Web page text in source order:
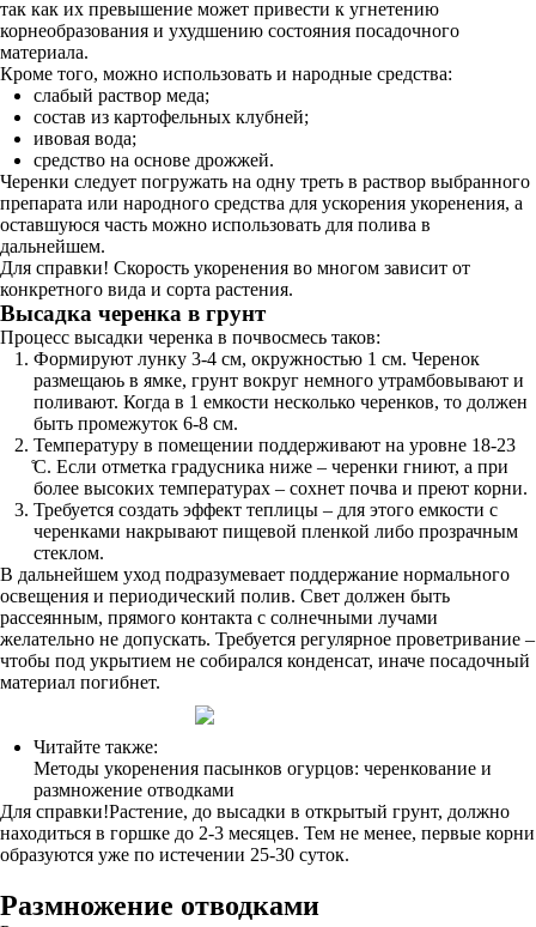
так как их превышение может привести к угнетению
корнеобразования и ухудшению состояния посадочного
материала.
Кроме того, можно использовать и народные средства:
слабый раствор меда;
состав из картофельных клубней;
ивовая вода;
средство на основе дрожжей.
Черенки следует погружать на одну треть в раствор выбранного
препарата или народного средства для ускорения укоренения, а
оставшуюся часть можно использовать для полива в
дальнейшем.
Для справки! Скорость укоренения во многом зависит от
конкретного вида и сорта растения.
Высадка черенка в грунт
Процесс высадки черенка в почвосмесь таков:
Формируют лунку 3-4 см, окружностью 1 см. Черенок
размещаюь в ямке, грунт вокруг немного утрамбовывают и
поливают. Когда в 1 емкости несколько черенков, то должен
быть промежуток 6-8 см.
Температуру в помещении поддерживают на уровне 18-23
̊С. Если отметка градусника ниже – черенки гниют, а при
более высоких температурах – сохнет почва и преют корни.
Требуется создать эффект теплицы – для этого емкости с
черенками накрывают пищевой пленкой либо прозрачным
стеклом.
В дальнейшем уход подразумевает поддержание нормального
освещения и периодический полив. Свет должен быть
рассеянным, прямого контакта с солнечными лучами
желательно не допускать. Требуется регулярное проветривание –
чтобы под укрытием не собирался конденсат, иначе посадочный
материал погибнет.
Читайте также:
Методы укоренения пасынков огурцов: черенкование и
размножение отводками
Для справки!Растение, до высадки в открытый грунт, должно
находиться в горшке до 2-3 месяцев. Тем не менее, первые корни
образуются уже по истечении 25-30 суток.
Размножение отводками